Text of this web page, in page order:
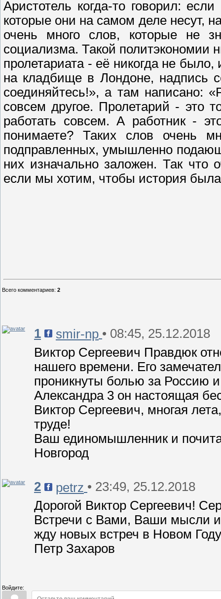
Аристотель когда-то говорил:
которые они на самом деле несут,
очень много слов, которые не
социализма. Такой политэкономии
пролетариата - её никогда не
на кладбище в Лондоне, надпись
соединяйтесь!», а там написано:
совсем другое. Пролетарий - это
работать совсем. А работник -
понимаете? Таких слов очень
подправленных, умышленно
них изначально заложен. Так что
если мы хотим, чтобы история
Всего комментариев: 2
1 smir-np • 08:45, 25.12.2018
Виктор Сергеевич Правдюк
нашего времени. Его
проникнуты болью за Россию
Александра 3 он настоящая
Виктор Сергеевич, многая
труде!
Ваш единомышленник и
Новгород
2 petrz • 23:49, 25.12.2018
Дорогой Виктор Сергеевич!
Встречи с Вами, Ваши мысли
жду новых встреч в Новом
Петр Захаров
Войдите: